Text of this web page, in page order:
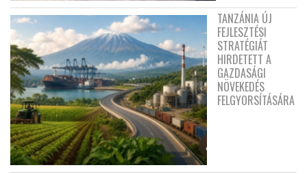
TANZÁNIA ÚJ
FEJLESZTÉSI
STRATÉGIÁT
HIRDETETT A
GAZDASÁGI
NÖVEKEDÉS
FELGYORSÍTÁSÁRA